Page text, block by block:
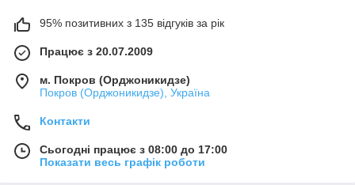
95% позитивних з 135 відгуків за рік
Працює з 20.07.2009
м. Покров (Орджоникидзе)
Покров (Орджоникидзе), Україна
Контакти
Сьогодні працює з 08:00 до 17:00
Показати весь графік роботи